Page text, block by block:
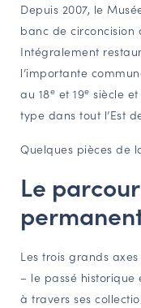
Depuis 2007, le
banc de circoncision
Intégralement
l’importante
au 18e et 19e siècle
type dans tout l’Est
Quelques pièces de
Le
Les trois grands
– le passé
à travers ses